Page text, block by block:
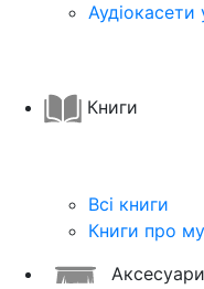
Аудіокасети
Книги
Всі книги
Книги про
Аксесуари